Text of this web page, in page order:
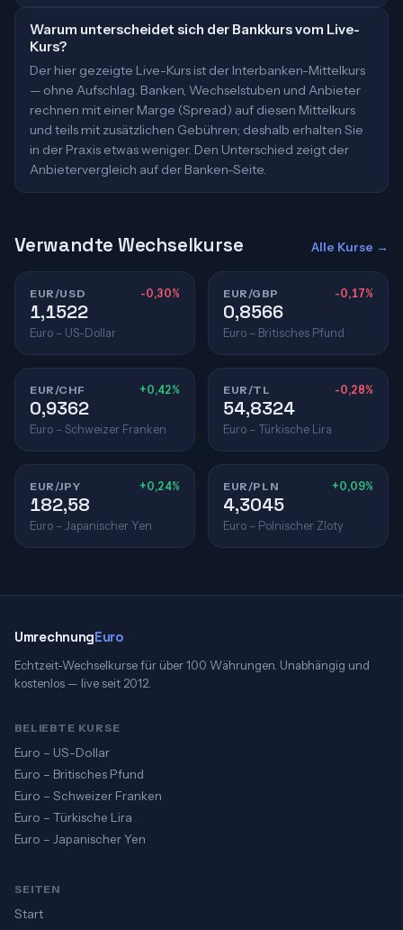
Warum unterscheidet sich der Bankkurs vom Live-
Kurs?
Der hier gezeigte Live-Kurs ist der Interbanken-Mittelkurs
— ohne Aufschlag. Banken, Wechselstuben und Anbieter
rechnen mit einer Marge (Spread) auf diesen Mittelkurs
und teils mit zusätzlichen Gebühren; deshalb erhalten Sie
in der Praxis etwas weniger. Den Unterschied zeigt der
Anbietervergleich auf der Banken-Seite.
Verwandte Wechselkurse Alle Kurse →
EUR/USD -0,30%
1,1522
Euro – US-Dollar
EUR/GBP -0,17%
0,8566
Euro – Britisches Pfund
EUR/CHF +0,42%
0,9362
Euro – Schweizer Franken
EUR/TL -0,28%
54,8324
Euro – Türkische Lira
EUR/JPY +0,24%
182,58
Euro – Japanischer Yen
EUR/PLN +0,09%
4,3045
Euro – Polnischer Zloty
UmrechnungEuro
Echtzeit-Wechselkurse für über 100 Währungen. Unabhängig und
kostenlos — live seit 2012.
BELIEBTE KURSE
Euro – US-Dollar
Euro – Britisches Pfund
Euro – Schweizer Franken
Euro – Türkische Lira
Euro – Japanischer Yen
SEITEN
Start